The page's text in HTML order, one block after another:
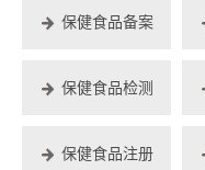
保健食品备案
保健食品检测
保健食品注册